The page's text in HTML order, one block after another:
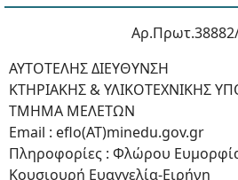
ΑΥΤΟΤΕΛΗΣ ΔΙΕΥΘΥΝΣΗ
ΚΤΗΡΙΑΚΗΣ & ΥΛΙΚΟΤΕΧΝΙΚΗΣ
ΤΜΗΜΑ ΜΕΛΕΤΩΝ
Email : eflo(ΑΤ)minedu.gov.gr
Πληροφορίες : Φλώρου
Κουσιουρή Ευαγγελία-Ειρήνη